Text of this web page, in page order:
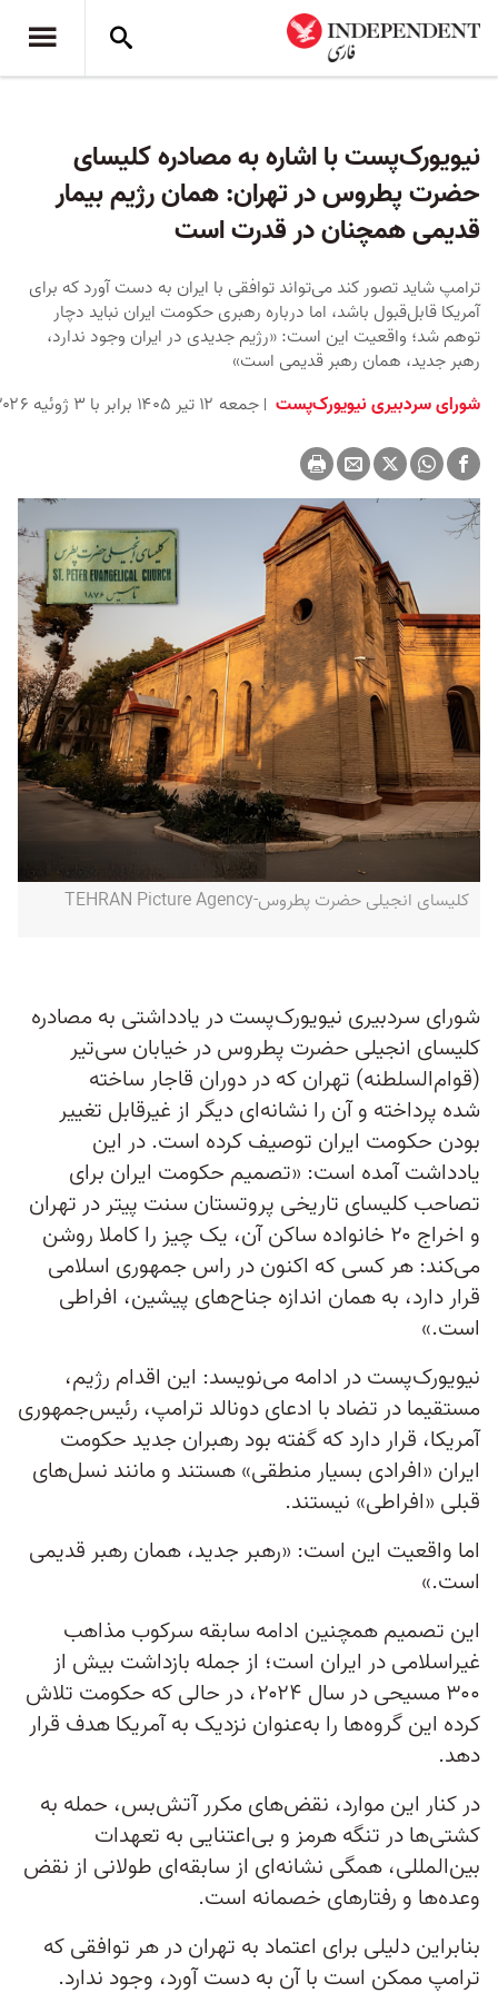
نیویورک‌پست با اشاره به مصادره کلیسای
حضرت پطروس در تهران: همان رژیم بیمار
قدیمی همچنان در قدرت است
ترامپ شاید تصور کند می‌تواند توافقی با ایران به دست آورد که برای
آمریکا قابل‌قبول باشد، اما درباره رهبری حکومت ایران نباید دچار
توهم شد؛ واقعیت این است: «رژیم جدیدی در ایران وجود ندارد،
رهبر جدید، همان رهبر قدیمی است»
شورای سردبیری نیویورک‌پست جمعه ۱۲ تیر ۱۴۰۵ برابر با ۳ ژوئیه ۲۰۲۶ ۵:۱۵
کلیسای انجیلی حضرت پطروس-TEHRAN Picture Agency
شورای سردبیری نیویورک‌پست در یادداشتی به مصادره
کلیسای انجیلی حضرت پطروس در خیابان سی‌تیر
(قوام‌السلطنه) تهران که در دوران قاجار ساخته
شده پرداخته و آن را نشانه‌ای دیگر از غیرقابل تغییر
بودن حکومت ایران توصیف کرده است. در این
یادداشت آمده است: «تصمیم حکومت ایران برای
تصاحب کلیسای تاریخی پروتستان سنت پیتر در تهران
و اخراج ۲۰ خانواده ساکن آن، یک چیز را کاملا روشن
می‌کند: هر کسی که اکنون در راس جمهوری اسلامی
قرار دارد، به همان اندازه جناح‌های پیشین، افراطی
است.»
نیویورک‌پست در ادامه می‌نویسد: این اقدام رژیم،
مستقیما در تضاد با ادعای دونالد ترامپ، رئیس‌جمهوری
آمریکا، قرار دارد که گفته بود رهبران جدید حکومت
ایران «افرادی بسیار منطقی» هستند و مانند نسل‌های
قبلی «افراطی» نیستند.
اما واقعیت این است: «رهبر جدید، همان رهبر قدیمی
است.»
این تصمیم همچنین ادامه سابقه سرکوب مذاهب
غیراسلامی در ایران است؛ از جمله بازداشت بیش از
۳۰۰ مسیحی در سال ۲۰۲۴، در حالی که حکومت تلاش
کرده این گروه‌ها را به‌عنوان نزدیک به آمریکا هدف قرار
دهد.
در کنار این موارد، نقض‌های مکرر آتش‌بس، حمله به
کشتی‌ها در تنگه هرمز و بی‌اعتنایی به تعهدات
بین‌المللی، همگی نشانه‌ای از سابقه‌ای طولانی از نقض
وعده‌ها و رفتارهای خصمانه است.
بنابراین دلیلی برای اعتماد به تهران در هر توافقی که
ترامپ ممکن است با آن به دست آورد، وجود ندارد.